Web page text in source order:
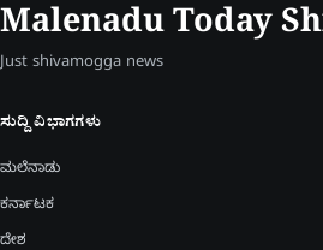
Malenadu Today
Just shivamogga news
ಸುದ್ದಿ ವಿಭಾಗಗಳು
ಮಲೆನಾಡು
ಕರ್ನಾಟಕ
ದೇಶ